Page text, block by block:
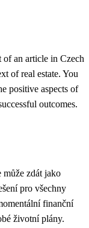
of an article in Czech
of real estate. You
positive aspects of
outcomes.
může zdát jako
pro všechny
finanční
životní plány.